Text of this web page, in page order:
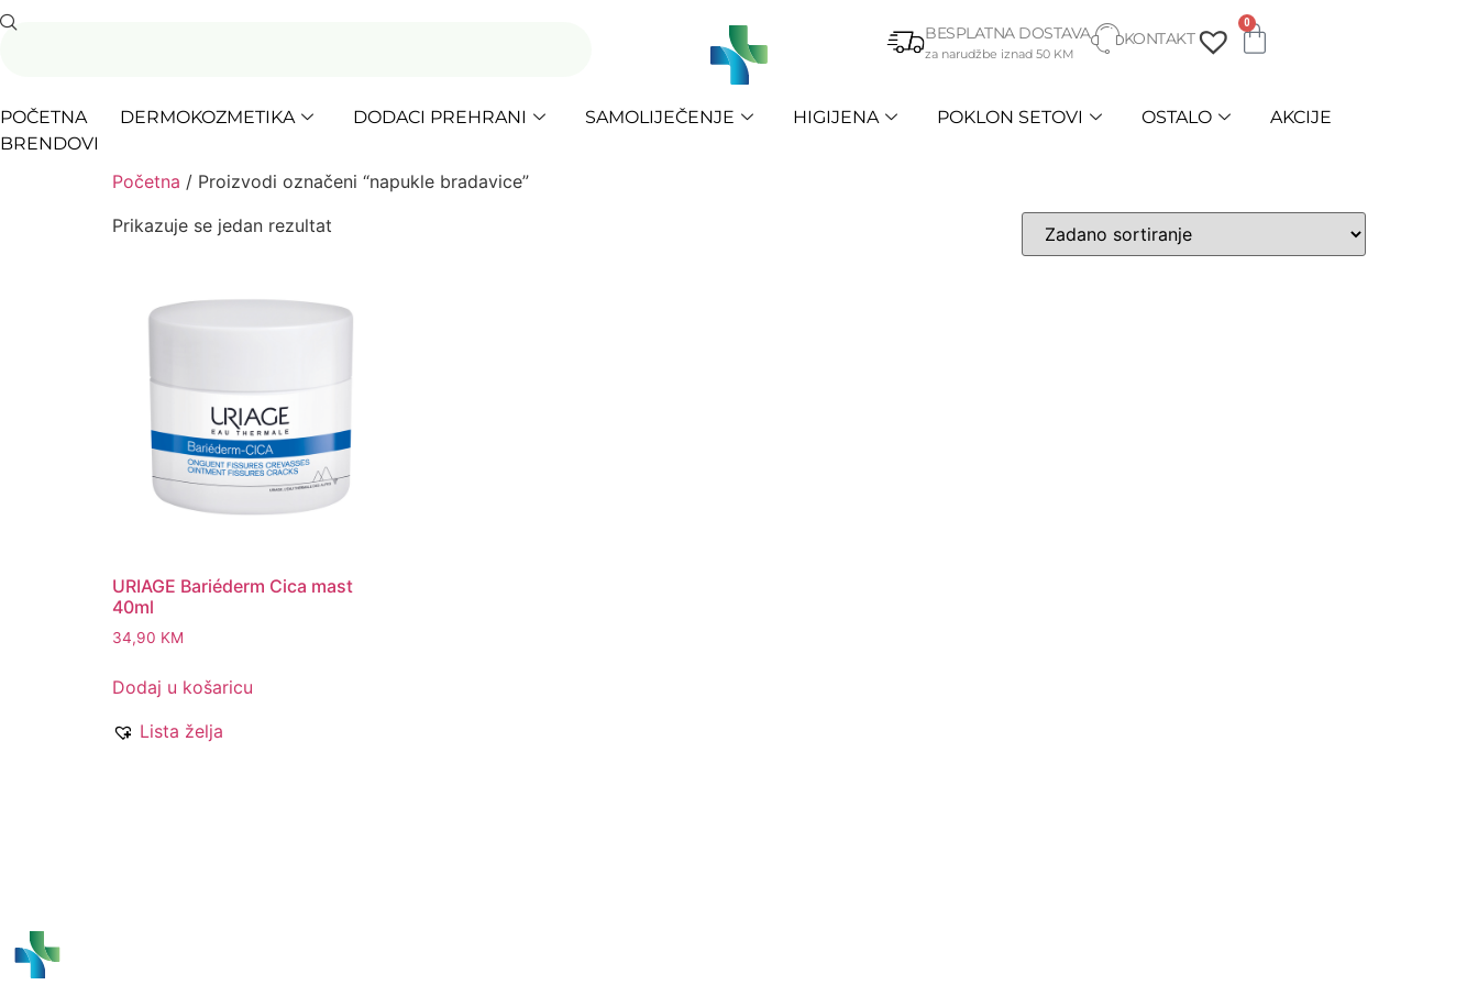
BESPLATNA DOSTAVA
za narudžbe iznad 50 KM
KONTAKT
0
POČETNA DERMOKOZMETIKA DODACI PREHRANI SAMOLIJEČENJE HIGIJENA POKLON SETOVI OSTALO
AKCIJE
BRENDOVI
Početna / Proizvodi označeni “napukle bradavice”
Prikazuje se jedan rezultat
URIAGE Bariéderm Cica mast
40ml
34,90 KM
Dodaj u košaricu
Lista želja